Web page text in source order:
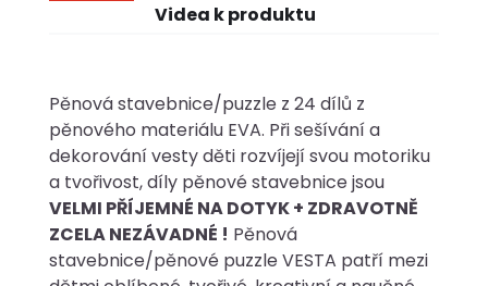
Videa k produktu
Pěnová stavebnice/puzzle z 24 dílů z
pěnového materiálu EVA. Při sešívání a
dekorování vesty děti rozvíjejí svou motoriku
a tvořivost, díly pěnové stavebnice jsou
VELMI PŘÍJEMNÉ NA DOTYK + ZDRAVOTNĚ
ZCELA NEZÁVADNÉ ! Pěnová
stavebnice/pěnové puzzle VESTA patří mezi